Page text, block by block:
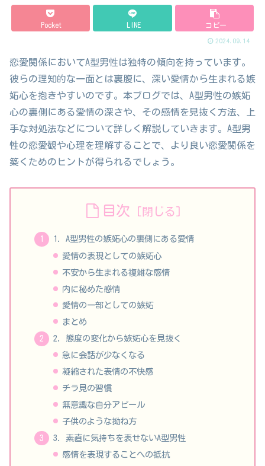
Pocket LINE コピー
2024.09.14
恋愛関係においてA型男性は独特の傾向を持っています。
彼らの理知的な一面とは裏腹に、深い愛情から生まれる嫉
妬心を抱きやすいのです。本ブログでは、A型男性の嫉妬
心の裏側にある愛情の深さや、その感情を見抜く方法、上
手な対処法などについて詳しく解説していきます。A型男
性の恋愛観や心理を理解することで、より良い恋愛関係を
築くためのヒントが得られるでしょう。
目次
1. A型男性の嫉妬心の裏側にある愛情
愛情の表現としての嫉妬心
不安から生まれる複雑な感情
内に秘めた感情
愛情の一部としての嫉妬
まとめ
2. 態度の変化から嫉妬心を見抜く
急に会話が少なくなる
凝縮された表情の不快感
チラ見の習慣
無意識な自分アピール
子供のような拗ね方
3. 素直に気持ちを表せないA型男性
感情を表現することへの抵抗